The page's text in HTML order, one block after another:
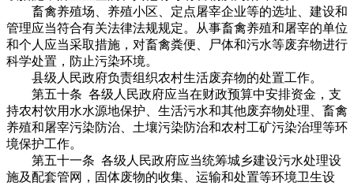
畜禽养殖场、养殖小区、定点屠宰企业等的选址、建设和
管理应当符合有关法律法规规定。从事畜禽养殖和屠宰的单位
和个人应当采取措施，对畜禽粪便、尸体和污水等废弃物进行
科学处置，防止污染环境。
县级人民政府负责组织农村生活废弃物的处置工作。
第五十条 各级人民政府应当在财政预算中安排资金，支
持农村饮用水水源地保护、生活污水和其他废弃物处理、畜禽
养殖和屠宰污染防治、土壤污染防治和农村工矿污染治理等环
境保护工作。
第五十一条 各级人民政府应当统筹城乡建设污水处理设
施及配套管网，固体废物的收集、运输和处置等环境卫生设